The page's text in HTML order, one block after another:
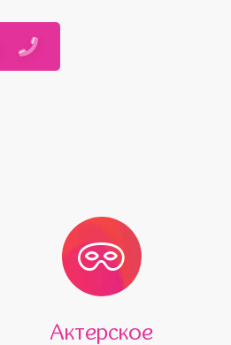
Актерское